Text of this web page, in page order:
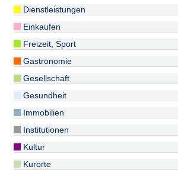
Dienstleistungen
Einkaufen
Freizeit, Sport
Gastronomie
Gesellschaft
Gesundheit
Immobilien
Institutionen
Kultur
Kurorte